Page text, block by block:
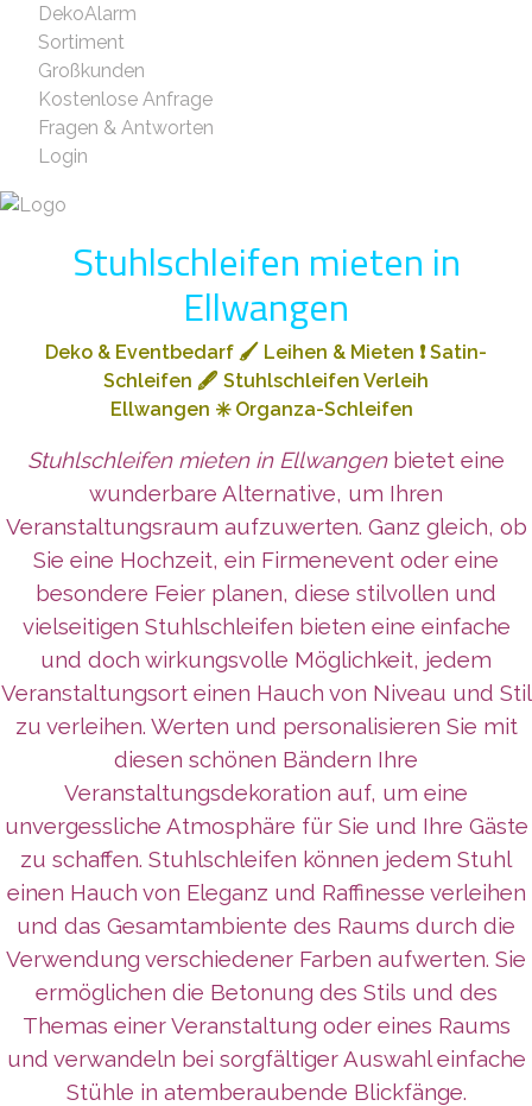
DekoAlarm
Sortiment
Großkunden
Kostenlose Anfrage
Fragen & Antworten
Login
Stuhlschleifen mieten in
Ellwangen
Deko & Eventbedarf 🖌️ Leihen & Mieten ❗Satin-
Schleifen 🖋️ Stuhlschleifen Verleih
Ellwangen ✳️ Organza-Schleifen
Stuhlschleifen mieten in Ellwangenbietet eine
wunderbare Alternative, um Ihren
Veranstaltungsraum aufzuwerten. Ganz gleich, ob
Sie eine Hochzeit, ein Firmenevent oder eine
besondere Feier planen, diese stilvollen und
vielseitigen Stuhlschleifen bieten eine einfache
und doch wirkungsvolle Möglichkeit, jedem
Veranstaltungsort einen Hauch von Niveau und Stil
zu verleihen. Werten und personalisieren Sie mit
diesen schönen Bändern Ihre
Veranstaltungsdekoration auf, um eine
unvergessliche Atmosphäre für Sie und Ihre Gäste
zu schaffen. Stuhlschleifen können jedem Stuhl
einen Hauch von Eleganz und Raffinesse verleihen
und das Gesamtambiente des Raums durch die
Verwendung verschiedener Farben aufwerten. Sie
ermöglichen die Betonung des Stils und des
Themas einer Veranstaltung oder eines Raums
und verwandeln bei sorgfältiger Auswahl einfache
Stühle in atemberaubende Blickfänge.